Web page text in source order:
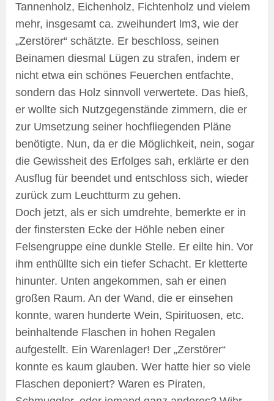
Tannenholz, Eichenholz, Fichtenholz und vielem
mehr, insgesamt ca. zweihundert lm3, wie der
„Zerstörer“ schätzte. Er beschloss, seinen
Beinamen diesmal Lügen zu strafen, indem er
nicht etwa ein schönes Feuerchen entfachte,
sondern das Holz sinnvoll verwertete. Das hieß,
er wollte sich Nutzgegenstände zimmern, die er
zur Umsetzung seiner hochfliegenden Pläne
benötigte. Nun, da er die Möglichkeit, nein, sogar
die Gewissheit des Erfolges sah, erklärte er den
Ausflug für beendet und entschloss sich, wieder
zurück zum Leuchtturm zu gehen.
Doch jetzt, als er sich umdrehte, bemerkte er in
der finstersten Ecke der Höhle neben einer
Felsengruppe eine dunkle Stelle. Er eilte hin. Vor
ihm enthüllte sich ein tiefer Schacht. Er kletterte
hinunter. Unten angekommen, sah er einen
großen Raum. An der Wand, die er einsehen
konnte, waren hunderte Wein, Spirituosen, etc.
beinhaltende Flaschen in hohen Regalen
aufgestellt. Ein Warenlager! Der „Zerstörer“
konnte es kaum glauben. Wer hatte hier so viele
Flaschen deponiert? Waren es Piraten,